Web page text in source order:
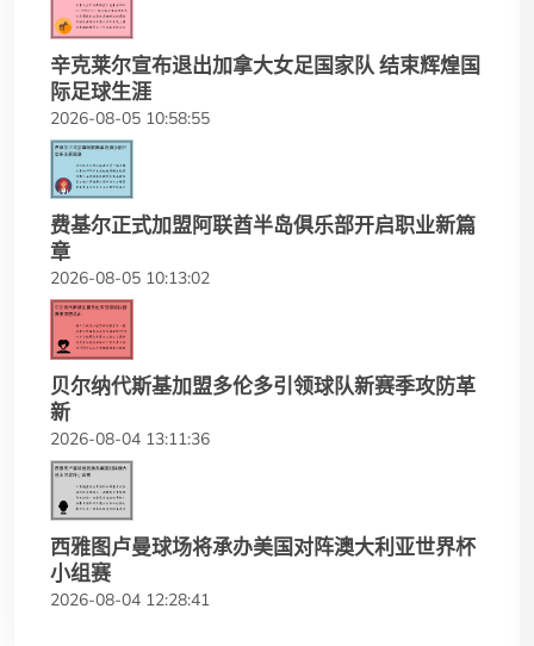
辛克莱尔宣布退出加拿大女足国家队 结束辉煌国
际足球生涯
2026-08-05 10:58:55
费基尔正式加盟阿联酋半岛俱乐部开启职业新篇
章
2026-08-05 10:13:02
贝尔纳代斯基加盟多伦多引领球队新赛季攻防革
新
2026-08-04 13:11:36
西雅图卢曼球场将承办美国对阵澳大利亚世界杯
小组赛
2026-08-04 12:28:41